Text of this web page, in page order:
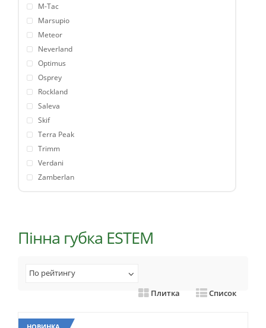
M-Tac
Marsupio
Meteor
Neverland
Optimus
Osprey
Rockland
Saleva
Skif
Terra Peak
Trimm
Verdani
Zamberlan
Пінна губка ESTEM
По рейтингу
Плитка
Список